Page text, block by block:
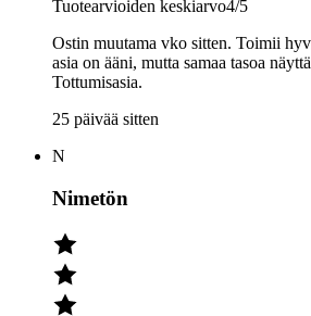
Tuotearvioiden keskiarvo4/5
Ostin muutama vko sitten. Toimii
asia on ääni, mutta samaa tasoa
Tottumisasia.
25 päivää sitten
N
Nimetön